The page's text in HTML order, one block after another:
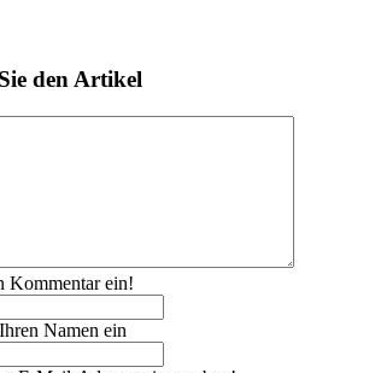
den Artikel
Kommentar ein!
Namen ein